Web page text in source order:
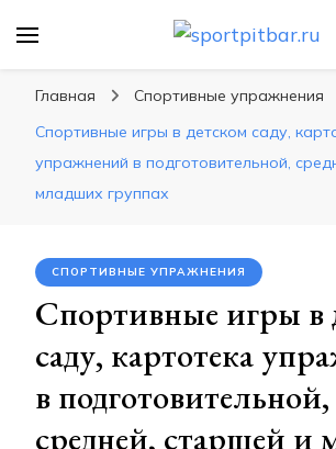
спортивных упражнения,
диеты, программы
Главная
Спортивные упражнения
Спортивные игры в детском саду,
упражнений в подготовительной,
младших группах
СПОРТИВНЫЕ УПРАЖНЕНИЯ
Спортивные игры в
саду, картотека
в подготовительной,
средней, старшей и